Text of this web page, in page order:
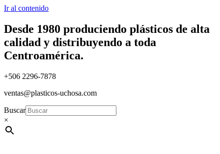
Ir al contenido
Desde 1980 produciendo plásticos de alta
calidad y distribuyendo a toda
Centroamérica.
+506 2296-7878
ventas@plasticos-uchosa.com
Buscar
×